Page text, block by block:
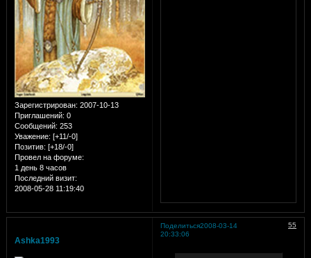
Зарегистрирован: 2007-10-13
Приглашений: 0
Сообщений: 253
Уважение: [+11/-0]
Позитив: [+18/-0]
Провел на форуме:
1 день 8 часов
Последний визит:
2008-05-28 11:19:40
Поделиться 55
2008-03-14
20:33:06
Ashka1993